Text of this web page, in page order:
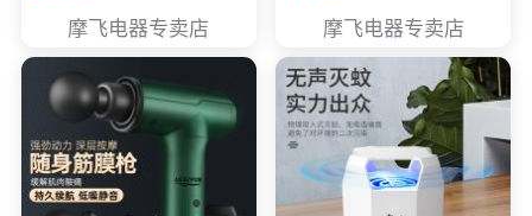
摩飞电器专卖店 摩飞电器专卖店